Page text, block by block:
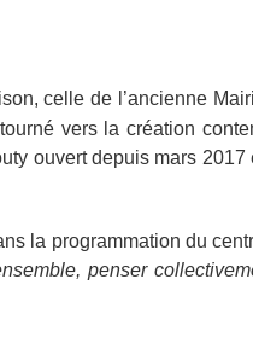
celle de l’ancienne
vers la création
ouvert depuis mars
la programmation du
penser